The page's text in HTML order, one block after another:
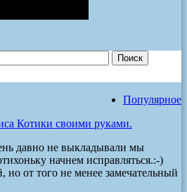
Популярное
Котики своими руками.
давно не выкладывали мы
начнем исправляться.:-)
но от того не менее замечательный